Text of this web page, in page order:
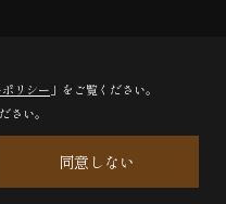
リシー 」をご覧ください。
さい。
同意しない